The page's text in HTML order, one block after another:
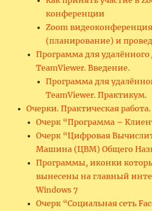
конференции
Zoom
(планирование) и
Программа для удалённого
TeamViewer. Введение.
Программа для
TeamViewer. Практикум.
Очерки. Практическая работа.
Очерк “Программа –
Очерк “Цифровая
Машина (ЦВМ) Общего
Программы, иконки
вынесены на главный
Windows 7
Очерк “Социальная сеть